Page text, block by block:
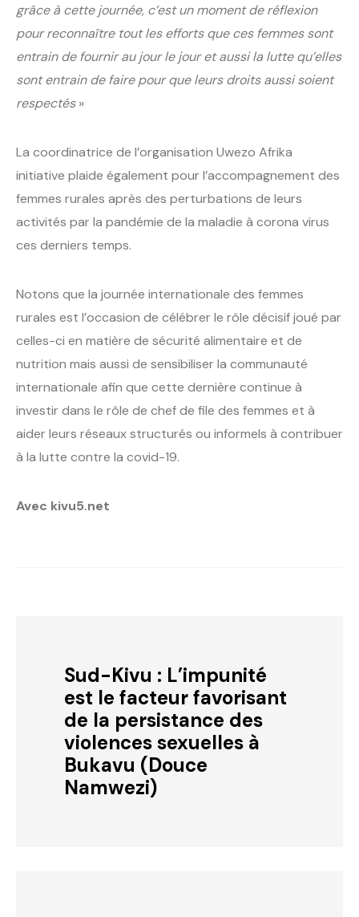
grâce à cette journée, c’est un moment de réflexion
pour reconnaître tout les efforts que ces femmes sont
entrain de fournir au jour le jour et aussi la lutte qu’elles
sont entrain de faire pour que leurs droits aussi soient
respectés»
La coordinatrice de l’organisation Uwezo Afrika
initiative plaide également pour l’accompagnement des
femmes rurales après des perturbations de leurs
activités par la pandémie de la maladie à corona virus
ces derniers temps.
Notons que la journée internationale des femmes
rurales est l’occasion de célébrer le rôle décisif joué par
celles-ci en matière de sécurité alimentaire et de
nutrition mais aussi de sensibiliser la communauté
internationale afin que cette dernière continue à
investir dans le rôle de chef de file des femmes et à
aider leurs réseaux structurés ou informels à contribuer
à la lutte contre la covid-19.
Avec kivu5.net
Sud-Kivu : L’impunité
est le facteur favorisant
de la persistance des
violences sexuelles à
Bukavu (Douce
Namwezi)